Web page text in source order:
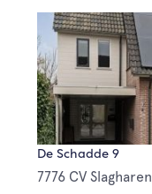
De Schadde 9
7776 CV Slagharen